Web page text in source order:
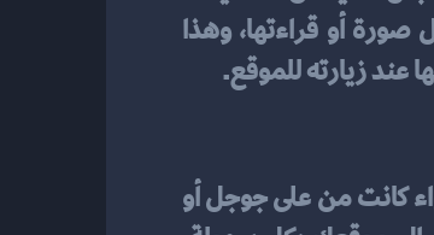
عند زيارته للموقع.